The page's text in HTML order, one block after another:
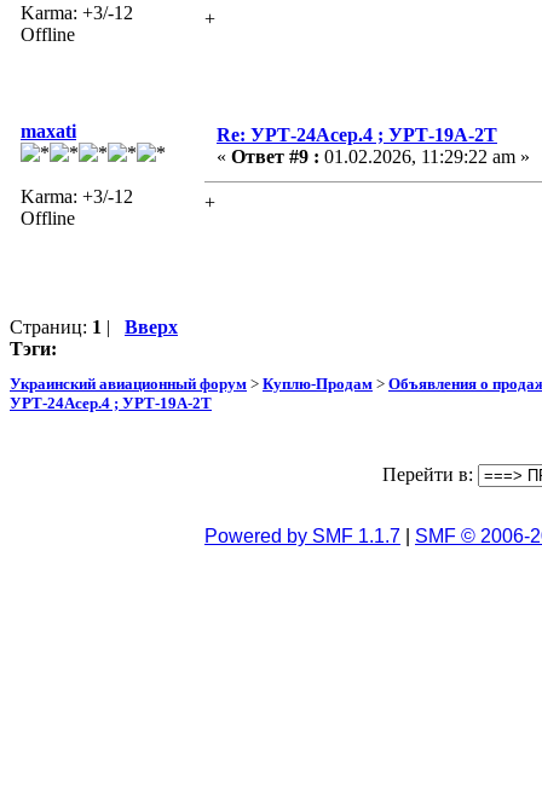
Karma: +3/-12
Offline
+
maxati
Karma: +3/-12
Offline
Re: УРТ-24Асер.4 ; УРТ-19А-2Т
« Ответ #9 : 01.02.2026, 11:29:22 am »
+
Страниц: 1 | Вверх
Тэги:
Украинский авиационный форум > Куплю-Продам > Объявления о
УРТ-24Асер.4 ; УРТ-19А-2Т
Перейти в:
Powered by SMF 1.1.7 SMF © 2006-